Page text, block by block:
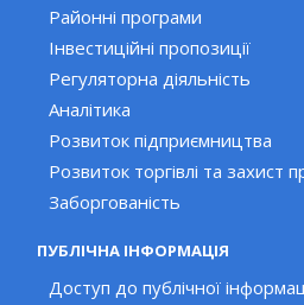
Районні програми
Інвестиційні пропозиції
Регуляторна діяльність
Аналітика
Розвиток підприємництва
Розвиток торгівлі та захист
Заборгованість
ПУБЛІЧНА ІНФОРМАЦІЯ
Доступ до публічної